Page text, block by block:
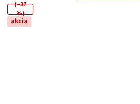
akcia
(–37
%)